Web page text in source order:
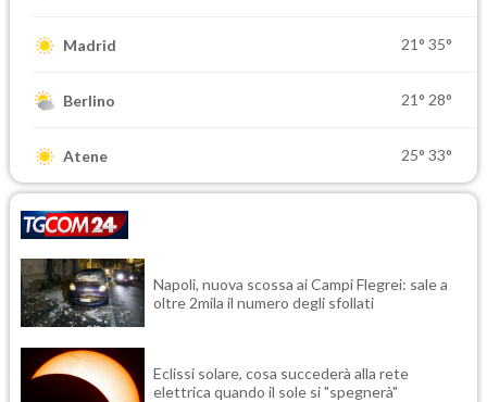
Madrid 21° 35°
Berlino 21° 28°
Atene 25° 33°
Napoli, nuova scossa ai Campi Flegrei: sale a
oltre 2mila il numero degli sfollati
Eclissi solare, cosa succederà alla rete
elettrica quando il sole si "spegnerà"